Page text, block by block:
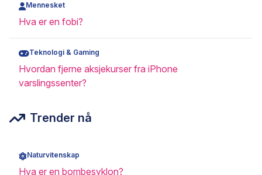
Mennesket
Hva er en fobi?
Teknologi & Gaming
Hvordan fjerne aksjekurser fra iPhone
varslingssenter?
Trender nå
Naturvitenskap
Hva er en bombesyklon?